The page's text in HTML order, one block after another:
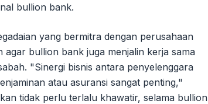
bullion bank.
yang bermitra dengan perusahaan
bullion bank juga menjalin kerja sama
"Sinergi bisnis antara penyelenggara
atau asuransi sangat penting,"
tidak perlu terlalu khawatir, selama bullion